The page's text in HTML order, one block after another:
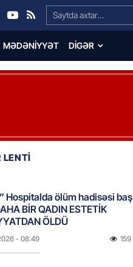
Search…
MƏDƏNIYYƏT DIGƏR
Hospitalda ölüm hadisəsi baş
BİR QADIN ESTETİK
ÖLDÜ
- 08:49 159